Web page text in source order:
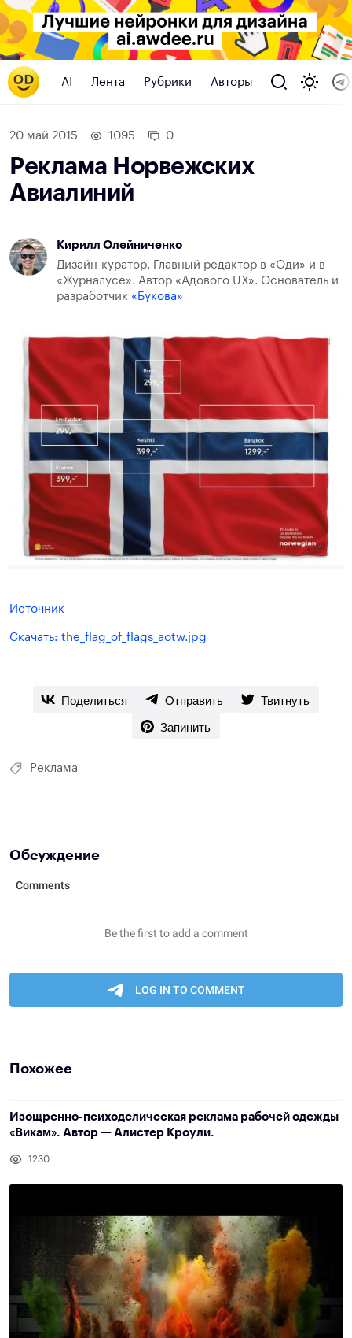
AI Лента Рубрики Авторы
20 май 2015 1095 0
Реклама Норвежских
Авиалиний
Кирилл Олейниченко
Дизайн-куратор. Главный редактор в «Оди» и в
«Журналусе». Автор «Адового UX». Основатель и
разработчик «Букова»
Источник
Скачать: the_flag_of_flags_aotw.jpg
Поделиться Отправить
Твитнуть
Запинить
Реклама
Обсуждение
Похожее
Изощренно-психоделическая реклама рабочей одежды
«Викам». Автор — Алистер Кроули.
1230